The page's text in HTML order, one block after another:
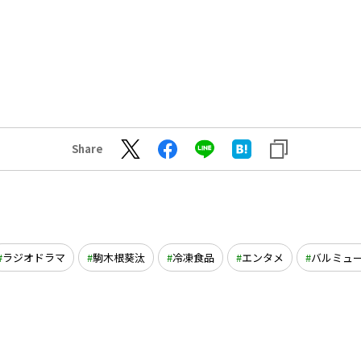
Share
ラジオドラマ 駒木根葵汰 冷凍食品 エンタメ バルミュ